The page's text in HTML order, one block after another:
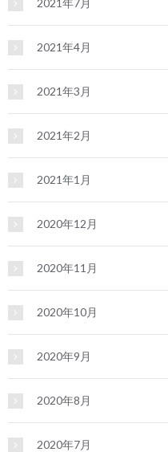
2021年7月
2021年4月
2021年3月
2021年2月
2021年1月
2020年12月
2020年11月
2020年10月
2020年9月
2020年8月
2020年7月